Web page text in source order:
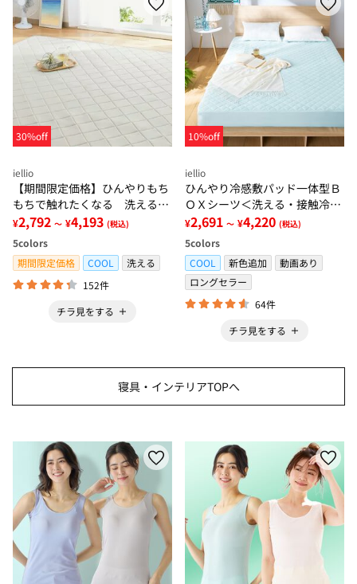
30%off
iellio
【期間限定価格】ひんやりもち
もちで触れたくなる 洗えるラ
グ＜低反発・滑りにくい・接触
冷感・防ダニ・カーペット＞
¥2,792 ～ ¥4,193 (税込)
5colors
期間限定価格
COOL
洗える
152件
チラ見をする
10%off
iellio
ひんやり冷感敷パッド一体型Ｂ
ＯＸシーツ＜洗える・接触冷
感・抗菌防臭・時短・家事楽・
ボックスシーツ・寝苦しさ対策
＞
¥2,691 ～ ¥4,220 (税込)
5colors
COOL
新色追加
動画あり
ロングセラー
64件
チラ見をする
寝具・インテリアTOPへ